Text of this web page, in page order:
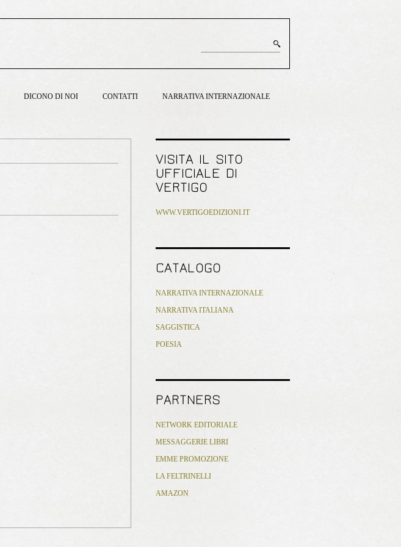
DICONO DI NOI CONTATTI
NARRATIVA INTERNAZIONALE
VISITA IL SITO
UFFICIALE DI
VERTIGO
WWW.VERTIGOEDIZIONI.IT
CATALOGO
NARRATIVA INTERNAZIONALE
NARRATIVA ITALIANA
SAGGISTICA
POESIA
PARTNERS
NETWORK EDITORIALE
MESSAGGERIE LIBRI
EMME PROMOZIONE
LA FELTRINELLI
AMAZON